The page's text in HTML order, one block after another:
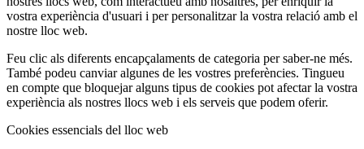
vostra experiència d'usuari i per personalitzar la vostra relació amb el
nostre lloc web.
Feu clic als diferents encapçalaments de categoria per saber-ne més.
També podeu canviar algunes de les vostres preferències. Tingueu
en compte que bloquejar alguns tipus de cookies pot afectar la vostra
experiència als nostres llocs web i els serveis que podem oferir.
Cookies essencials del lloc web